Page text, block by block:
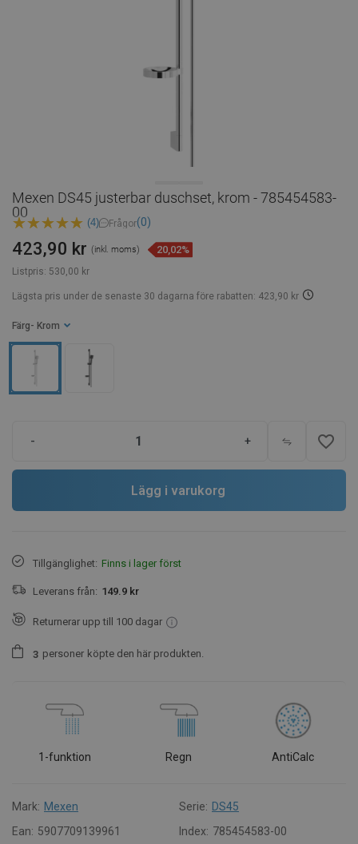
Mexen DS45 justerbar duschset, krom - 785454583-
00
(4) Frågor(0)
Listpris: 530,00 kr
423,90 kr (inkl. moms) 20,02%
Lägsta pris under de senaste 30 dagarna före rabatten: 423,90 kr
Färg - Krom
- + favorite_border
Lägg i varukorg
Tillgänglighet: Finns i lager först
Leverans från: 149.9 kr
Returnerar upp till 100 dagar
3 personer köpte den här produkten.
1-funktion Regn AntiCalc
Mark: Mexen Serie: DS45
Ean: 5907709139961 Index: 785454583-00